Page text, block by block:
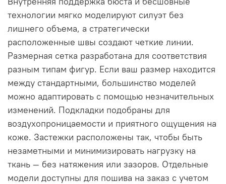
технологии мягко моделируют силуэт без
лишнего объема, а стратегически
расположенные швы создают четкие линии.
Размерная сетка разработана для соответствия
разным типам фигур. Если ваш размер находится
между стандартными, большинство моделей
можно адаптировать с помощью незначительных
изменений. Подкладки подобраны для
воздухопроницаемости и приятного ощущения на
коже. Застежки расположены так, чтобы быть
незаметными и минимизировать нагрузку на
ткань — без натяжения или зазоров. Отдельные
модели доступны для пошива на заказ с учетом